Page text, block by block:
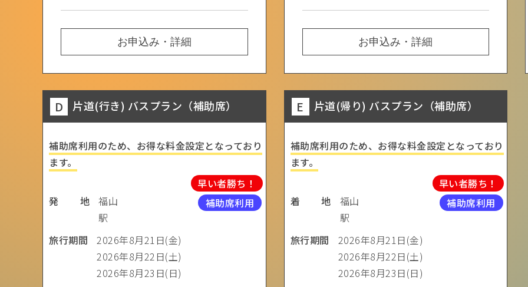
お申込み・詳細 お申込み・詳細
D 片道(行き) バスプラン（補助席）
補助席利用のため、お得な料金設定となっており
ます。
早い者勝ち！
補助席利用
発 地
福山
駅
旅行期間
2026年8月21日(金)
2026年8月22日(土)
2026年8月23日(日)
E 片道(帰り) バスプラン（補助席）
補助席利用のため、お得な料金設定となっており
ます。
早い者勝ち！
補助席利用
着 地
福山
駅
旅行期間
2026年8月21日(金)
2026年8月22日(土)
2026年8月23日(日)